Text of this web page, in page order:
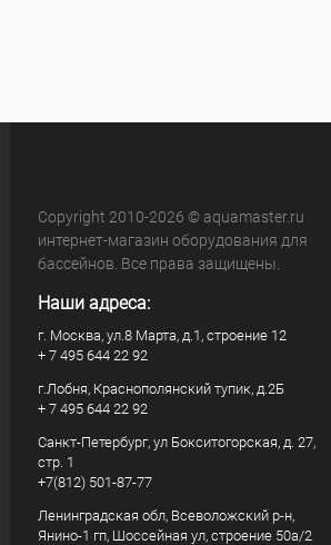
Copyright 2010-2026 © aquamaster.ru
интернет-магазин оборудования для
бассейнов. Все права защищены.
Наши адреса:
г. Москва, ул.8 Марта, д.1, строение 12
+ 7 495 644 22 92
г.Лобня, Краснополянский тупик, д.2Б
+ 7 495 644 22 92
Санкт-Петербург, ул Бокситогорская, д. 27,
стр. 1
+7(812) 501-87-77
Ленинградская обл, Всеволожский р-н,
Янино-1 гп, Шоссейная ул, строение 50а/2